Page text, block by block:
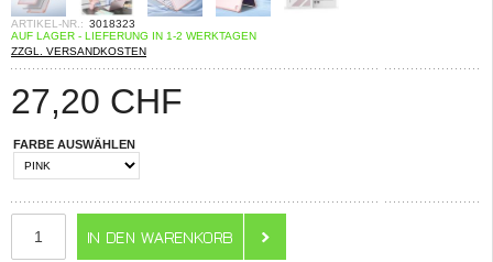
ARTIKEL-NR.: 3018323
AUF LAGER - LIEFERUNG IN 1-2 WERKTAGEN
ZZGL. VERSANDKOSTEN
27,20 CHF
FARBE AUSWÄHLEN